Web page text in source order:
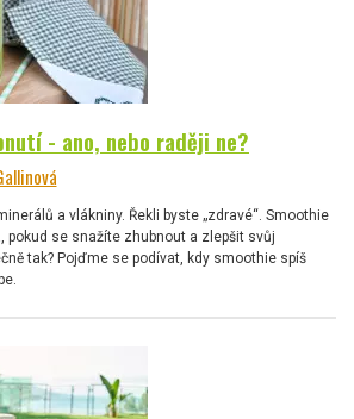
- ano, nebo raději ne?
a vlákniny. Řekli byste „zdravé“. Smoothie
pokud se snažíte zhubnout a zlepšit svůj
tak? Pojďme se podívat, kdy smoothie spíš